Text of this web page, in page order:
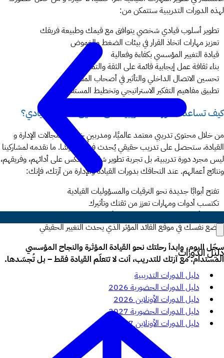
دليل الدورات
دليل الدورات التدريبية
دليل الدورات الحضورية 2026
دليل الدورات الأونلاين 2026
دليل الدورات الحضورية 2027
دليل الدورات الأونلاين 2027
لهذه الدورات التدريبية ستتمكن من:
تطوير أسلوب قيادي شخصي يتوافق مع قيمك وطبيعة فريقك
تعزيز مهارات اتخاذ القرار في بيئات الضغط والغموض
قيادة التغيير المؤسسي بكفاءة وفعالية
بناء ثقافة عمل إيجابية قائمة على الثقة والتمكين
تحسين الاتصال الداخلي والتأثير في أصحاب المصلحة
تطبيق مفاهيم التفكير الاستراتيجي وتخطيط المستقبل
كيف تساعدك دوراتنا التدريبية على تحقيق النجاح القيادي؟
من خلال محتوى تدريبي معتمد عالميًا، ومدربين خبراء في مجالات الإدارة و
القيادة، ستحصل على تدريب حقيقي يُحدث فرقًا ملموسًا. ما نقدمه لمشاركينا
ليس مجرد دورة تدريبية، بل تجربة تطوير شاملة تنعكس على أدائهم، وفريقهم،
ونتائج أعمالهم. عند التحاقك بدورات القيادة والإدارة من آزتك، فإنك:
تفتح أبوابًا جديدة نحو الترقيات والمسؤوليات القيادية
تكتسب أدوات ومهارات تعزز من ثقتك وتأثيرك
تصبح أكثر قدرة على بناء فرق عالية الأداء
تضع نفسك في موقع القائد المؤثر الذي يحدث التغيير الحقيقي
سجّل اليوم، وابدأ رحلتك نحو القيادة المؤثرة والنجاح المؤسسي
المستدام. مع آزتك للتدريب، أنت لا تتعلّم القيادة فقط – بل تُجسّدها.